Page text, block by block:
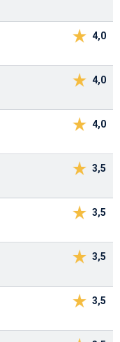
4,0
4,0
4,0
3,5
3,5
3,5
3,5